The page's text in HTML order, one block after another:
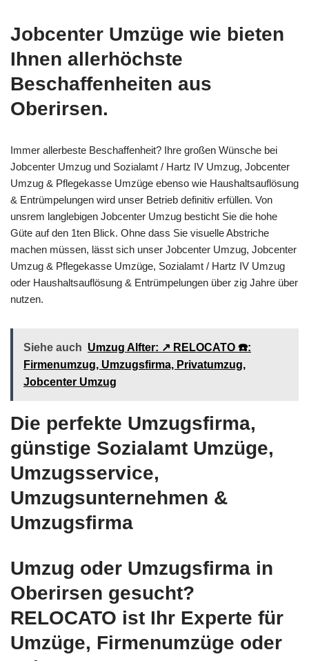
Jobcenter Umzüge wie bieten
Ihnen allerhöchste
Beschaffenheiten aus
Oberirsen.
Immer allerbeste Beschaffenheit? Ihre großen Wünsche bei
Jobcenter Umzug und Sozialamt / Hartz IV Umzug, Jobcenter
Umzug & Pflegekasse Umzüge ebenso wie Haushaltsauflösung
& Entrümpelungen wird unser Betrieb definitiv erfüllen. Von
unsrem langlebigen Jobcenter Umzug besticht Sie die hohe
Güte auf den 1ten Blick. Ohne dass Sie visuelle Abstriche
machen müssen, lässt sich unser Jobcenter Umzug, Jobcenter
Umzug & Pflegekasse Umzüge, Sozialamt / Hartz IV Umzug
oder Haushaltsauflösung & Entrümpelungen über zig Jahre über
nutzen.
Siehe auch Umzug Alfter: ↗️ RELOCATO ☎️:
Firmenumzug, Umzugsfirma, Privatumzug,
Jobcenter Umzug
Die perfekte Umzugsfirma,
günstige Sozialamt Umzüge,
Umzugsservice,
Umzugsunternehmen &
Umzugsfirma
Umzug oder Umzugsfirma in
Oberirsen gesucht?
RELOCATO ist Ihr Experte für
Umzüge, Firmenumzüge oder